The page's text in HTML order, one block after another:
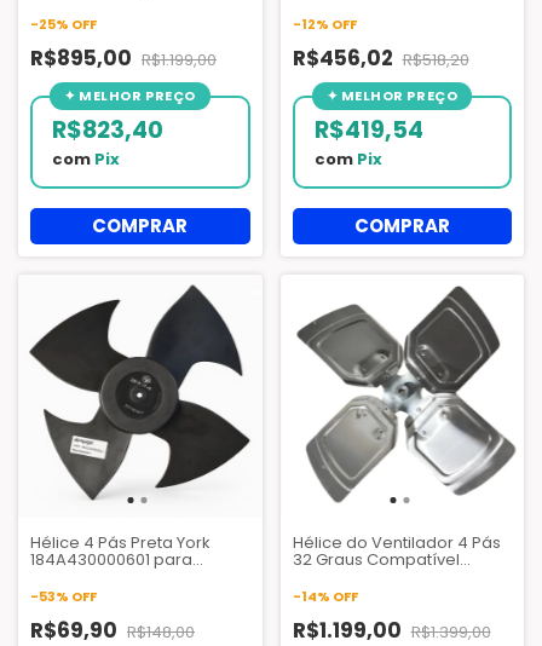
-25% OFF
R$895,00 R$1.199,00
R$823,40
com Pix
-12% OFF
R$456,02 R$518,20
R$419,54
com Pix
Hélice 4 Pás Preta York
184A430000601 para
Condensadora HVAC
-53% OFF
R$69,90 R$148,00
Hélice do Ventilador 4 Pás
32 Graus Compatível
Chiller Trane Ref. FAN02642
- AZQ300 (S)
-14% OFF
R$1.199,00 R$1.399,00